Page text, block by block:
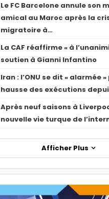
Le FC Barcelone annule son
amical au Maroc après la
migratoire à…
La CAF réaffirme « à
soutien à Gianni Infantino
Iran : l’ONU se dit « alarmée
hausse des exécutions
Après neuf saisons à
nouvelle vie turque de
Afficher Plus